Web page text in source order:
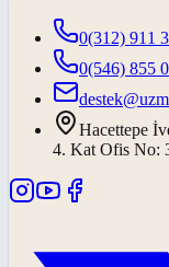
0(312) 911
0(546) 855
Hacettepe
4. Kat Ofis No: